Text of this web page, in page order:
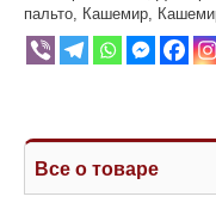
пальто Кашемир
Все о товаре